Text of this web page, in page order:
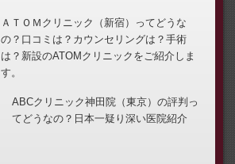
ＡＴＯＭクリニック（新宿）ってどうな
の？口コミは？カウンセリングは？手術
は？新設のATOMクリニックをご紹介しま
す。
ABCクリニック神田院（東京）の評判っ
てどうなの？日本一疑り深い医院紹介